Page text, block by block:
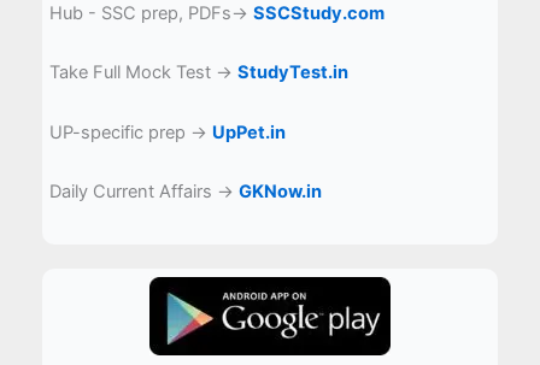
Hub - SSC prep, PDFs→SSCStudy.com
Take Full Mock Test →StudyTest.in
UP-specific prep → UpPet.in
Daily Current Affairs →GKNow.in